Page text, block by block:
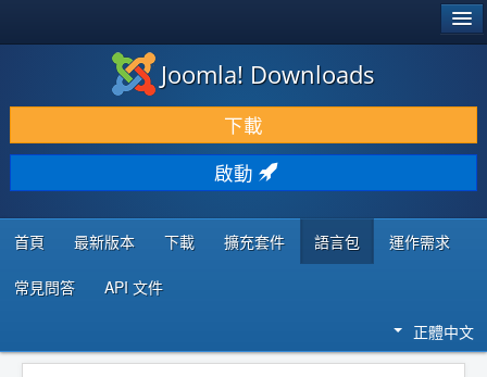
下載 & 擴充
發現 & 學習
社群 & 支援
程式者資源
Joomla! Downloads
下載
啟動
首頁 最新版本 下載 擴充套件 語言包 運作需求
常見問答 API 文件
正體中文